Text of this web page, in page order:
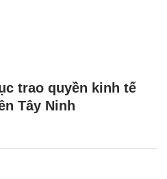
trao quyền kinh tế
Tây Ninh